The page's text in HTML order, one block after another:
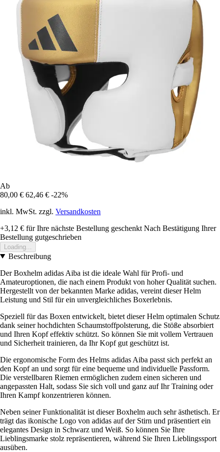
Ab
80,00 € 62,46 € -22%
inkl. MwSt. zzgl. Versandkosten
+3,12 € für Ihre nächste Bestellung geschenkt Nach Bestätigung Ihrer
Bestellung gutgeschrieben
Loading...
Beschreibung
Der Boxhelm adidas Aiba ist die ideale Wahl für Profi- und
Amateuroptionen, die nach einem Produkt von hoher Qualität suchen.
Hergestellt von der bekannten Marke adidas, vereint dieser Helm
Leistung und Stil für ein unvergleichliches Boxerlebnis.
Speziell für das Boxen entwickelt, bietet dieser Helm optimalen Schutz
dank seiner hochdichten Schaumstoffpolsterung, die Stöße absorbiert
und Ihren Kopf effektiv schützt. So können Sie mit vollem Vertrauen
und Sicherheit trainieren, da Ihr Kopf gut geschützt ist.
Die ergonomische Form des Helms adidas Aiba passt sich perfekt an
den Kopf an und sorgt für eine bequeme und individuelle Passform.
Die verstellbaren Riemen ermöglichen zudem einen sicheren und
angepassten Halt, sodass Sie sich voll und ganz auf Ihr Training oder
Ihren Kampf konzentrieren können.
Neben seiner Funktionalität ist dieser Boxhelm auch sehr ästhetisch. Er
trägt das ikonische Logo von adidas auf der Stirn und präsentiert ein
elegantes Design in Schwarz und Weiß. So können Sie Ihre
Lieblingsmarke stolz repräsentieren, während Sie Ihren Lieblingssport
ausüben.